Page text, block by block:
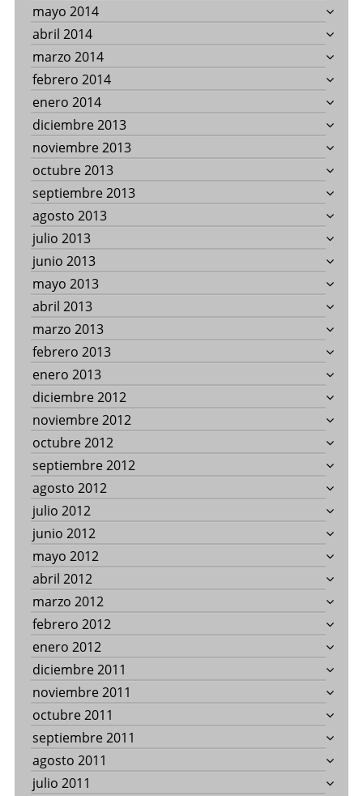
mayo 2014
abril 2014
marzo 2014
febrero 2014
enero 2014
diciembre 2013
noviembre 2013
octubre 2013
septiembre 2013
agosto 2013
julio 2013
junio 2013
mayo 2013
abril 2013
marzo 2013
febrero 2013
enero 2013
diciembre 2012
noviembre 2012
octubre 2012
septiembre 2012
agosto 2012
julio 2012
junio 2012
mayo 2012
abril 2012
marzo 2012
febrero 2012
enero 2012
diciembre 2011
noviembre 2011
octubre 2011
septiembre 2011
agosto 2011
julio 2011